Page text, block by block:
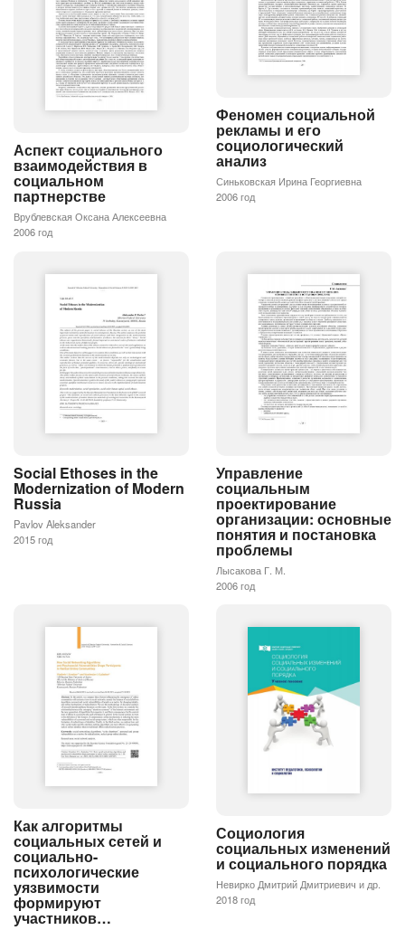
Аспект социального
взаимодействия в
социальном
партнерстве
Врублевская Оксана Алексеевна
2006 год
Феномен социальной
рекламы и его
социологический
анализ
Синьковская Ирина Георгиевна
2006 год
Social Ethoses in the
Modernization of Modern
Russia
Pavlov Aleksander
2015 год
Управление
социальным
проектирование
организации: основные
понятия и постановка
проблемы
Лысакова Г. М.
2006 год
Как алгоритмы
социальных сетей и
социально-
психологические
уязвимости
формируют
участников…
Социология
социальных изменений
и социального порядка
Невирко Дмитрий Дмитриевич и др.
2018 год